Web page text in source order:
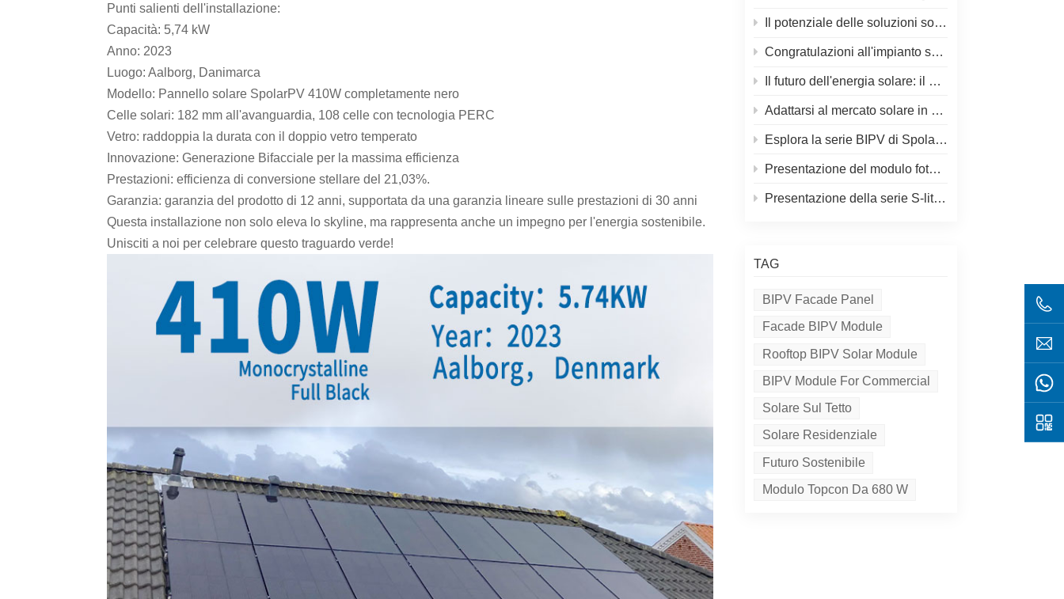
Il potenziale delle soluzioni solari e solari sui tetti
Congratulazioni all'impianto solare più alto del mondo in Tibet!
Il futuro dell'energia solare: il pannello solare S-Elite Plus da 680 W di SpolarPV
Adattarsi al mercato solare in evoluzione: la strategia di SpolarPV per il 2024
Esplora la serie BIPV di SpolarPV: soluzioni solari innovative per l'architettura moderna
Presentazione del modulo fotovoltaico S-elite Plus di SpolarPV: generazione di energia bifacciale con tecnologia Topcon
Presentazione della serie S-lite di SpolarPV: pannelli solari all'avanguardia per la massima efficienza
TAG
BIPV Facade Panel
Facade BIPV Module
Rooftop BIPV Solar Module
BIPV Module For Commercial
Solare Sul Tetto
Solare Residenziale
Futuro Sostenibile
Modulo Topcon Da 680 W
Punti salienti dell'installazione:
Capacità: 5,74 kW
Anno: 2023
Luogo: Aalborg, Danimarca
Modello: Pannello solare SpolarPV 410W completamente nero
Celle solari: 182 mm all'avanguardia, 108 celle con tecnologia PERC
Vetro: raddoppia la durata con il doppio vetro temperato
Innovazione: Generazione Bifacciale per la massima efficienza
Prestazioni: efficienza di conversione stellare del 21,03%.
Garanzia: garanzia del prodotto di 12 anni, supportata da una garanzia lineare sulle prestazioni di 30 anni
Questa installazione non solo eleva lo skyline, ma rappresenta anche un impegno per l'energia sostenibile.
Unisciti a noi per celebrare questo traguardo verde!